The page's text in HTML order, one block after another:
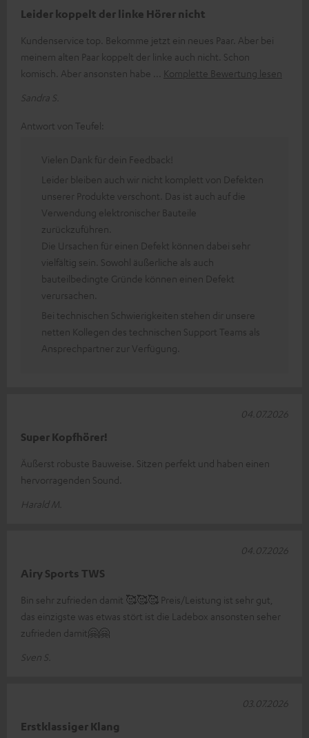
Leider koppelt der linke Hörer nicht
Kundenservice top. Bekomme jetzt ein neues Paar. Aber bei
meinem alten Paar koppelt der linke auch nicht. Schon
komisch. Aber ansonsten habe
Komplette Bewertung lesen
Sandra S.
Antwort von Teufel:
Vielen Dank für dein Feedback!
Leider bleiben auch wir nicht komplett von Defekten
unserer Produkte verschont. Das ist auch auf die
Verwendung elektronischer Bauteile
zurückzuführen.
Die Ursachen für einen Defekt können dabei sehr
vielfältig sein. Sowohl äußerliche als auch
bauteilbedingte Gründe können einen Defekt
verursachen.
Bei technischen Schwierigkeiten stehen dir unsere
netten Kollegen des technischen Support Teams als
Ansprechpartner zur Verfügung.
Super Kopfhörer!
Äußerst robuste Bauweise. Sitzen perfekt und haben einen
hervorragenden Sound.
Harald M.
04.07.2026
Airy Sports TWS
Bin sehr zufrieden damit 🥰🥰🥰 Preis/Leistung ist sehr gut,
das einzigste was etwas stört ist die Ladebox ansonsten seher
zufrieden damit🤗🤗
Sven S.
04.07.2026
Erstklassiger Klang
03.07.2026